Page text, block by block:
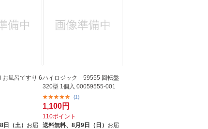
風呂てすり 6
日（土） お届
ハイロジック 59555 回転盤
320型 1個入 00059555-001
(1)
1,100円
110ポイント
送料無料、 8月9日（日） お届